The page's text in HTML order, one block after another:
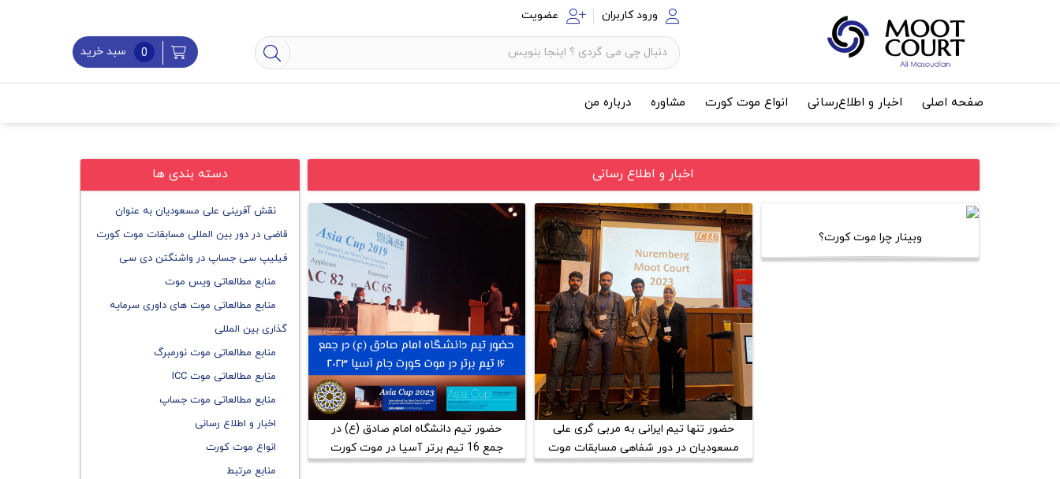
ورود کاربران عضویت
0 سبد خرید
صفحه اصلی اخبار و اطلاع‌رسانی انواع موت کورت مشاوره درباره من
اخبار و اطلاع رسانی
وبینار چرا موت کورت؟
حضور تنها تیم ایرانی به مربی گری علی
مسعودیان در دور شفاهی مسابقات موت
کورت نورمبرگ 2023
حضور تیم دانشگاه امام صادق (ع) در
جمع 16 تیم برتر آسیا در موت کورت
Asia Cup 2023
دسته بندی ها
نقش آفرینی علی مسعودیان به عنوان
قاضی در دور بین المللی مسابقات موت کورت
فیلیپ سی جساپ در واشنگتن دی سی
منابع مطالعاتی ویس موت
منابع مطالعاتی موت های داوری سرمایه
گذاری بین المللی
منابع مطالعاتی موت نورمبرگ
منابع مطالعاتی موت ICC
منابع مطالعاتی موت جساپ
اخبار و اطلاع رسانی
انواع موت کورت
منابع مرتبط